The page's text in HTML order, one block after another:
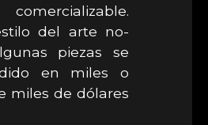
del arte no-
piezas se
en miles o
miles de dólares